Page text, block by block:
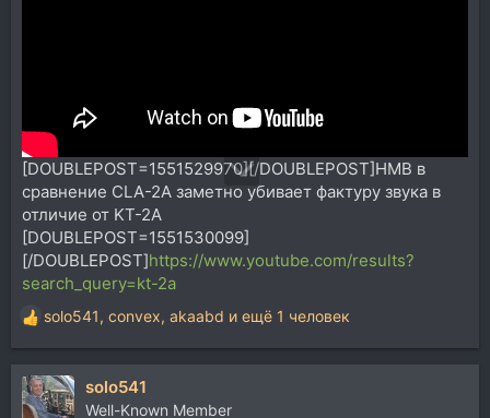
[DOUBLEPOST=1551529970][/DOUBLEPOST]НМВ в
сравнение CLA-2A заметно убивает фактуру звука в
отличие от KT-2A
[DOUBLEPOST=1551530099]
[/DOUBLEPOST]https://www.youtube.com/results?
search_query=kt-2a
Р
е
а
к
ц
solo541, convex, akaabd и ещё 1 человек
solo541
Well-Known Member